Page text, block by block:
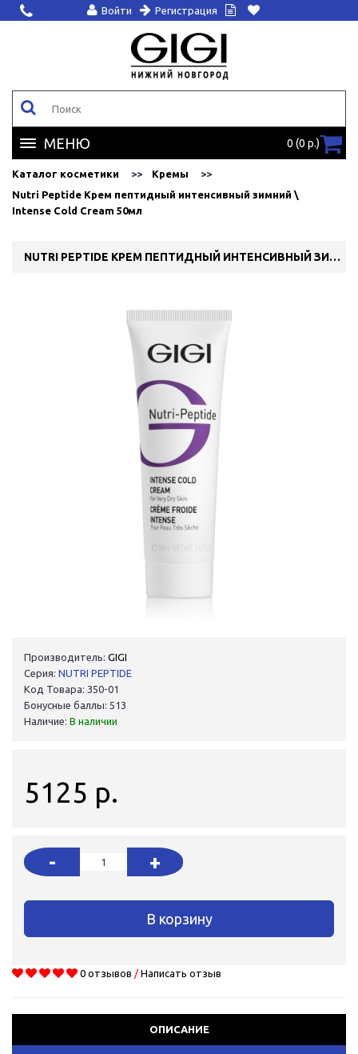
Войти Регистрация
МЕНЮ 0 (0 р.)
Каталог косметики
Кремы
Nutri Peptide Крем пептидный интенсивный зимний \
Intense Cold Cream 50мл
NUTRI PEPTIDE КРЕМ ПЕПТИДНЫЙ ИНТЕНСИВНЫЙ ЗИМНИЙ \ INTENSE COLD CREAM 50МЛ
Производитель: GIGI
Серия: NUTRI PEPTIDE
Код Товара: 350-01
Бонусные баллы: 513
Наличие: В наличии
5125 р.
- +
В корзину
0 отзывов / Написать отзыв
ОПИСАНИЕ